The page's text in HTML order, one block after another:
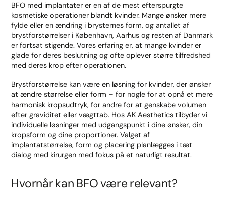
BFO med implantater er en af de mest efterspurgte
kosmetiske operationer blandt kvinder. Mange ønsker mere
fylde eller en ændring i brysternes form, og antallet af
brystforstørrelser i København, Aarhus og resten af Danmark
er fortsat stigende. Vores erfaring er, at mange kvinder er
glade for deres beslutning og ofte oplever større tilfredshed
med deres krop efter operationen.
Brystforstørrelse kan være en løsning for kvinder, der ønsker
at ændre størrelse eller form – for nogle for at opnå et mere
harmonisk kropsudtryk, for andre for at genskabe volumen
efter graviditet eller vægttab. Hos AK Aesthetics tilbyder vi
individuelle løsninger med udgangspunkt i dine ønsker, din
kropsform og dine proportioner. Valget af
implantatstørrelse, form og placering planlægges i tæt
dialog med kirurgen med fokus på et naturligt resultat.
Hvornår kan BFO være relevant?